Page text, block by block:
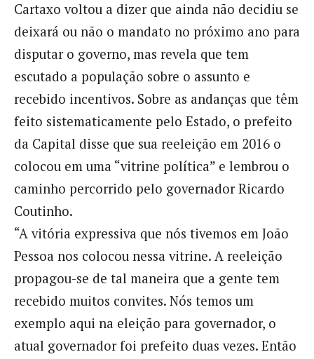
Cartaxo voltou a dizer que ainda não decidiu se
deixará ou não o mandato no próximo ano para
disputar o governo, mas revela que tem
escutado a população sobre o assunto e
recebido incentivos. Sobre as andanças que têm
feito sistematicamente pelo Estado, o prefeito
da Capital disse que sua reeleição em 2016 o
colocou em uma “vitrine política” e lembrou o
caminho percorrido pelo governador Ricardo
Coutinho.
“A vitória expressiva que nós tivemos em João
Pessoa nos colocou nessa vitrine. A reeleição
propagou-se de tal maneira que a gente tem
recebido muitos convites. Nós temos um
exemplo aqui na eleição para governador, o
atual governador foi prefeito duas vezes. Então